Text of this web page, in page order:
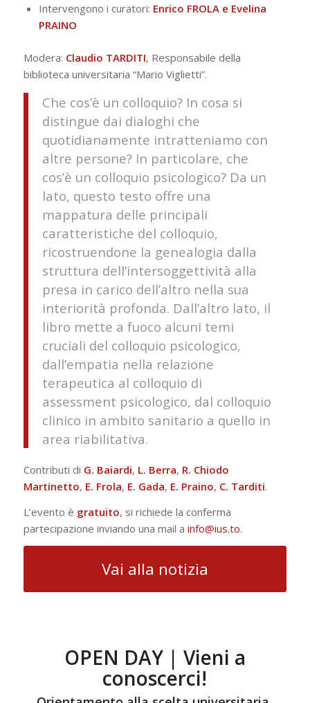
Intervengono i curatori: Enrico FROLA e Evelina
PRAINO
Modera: Claudio TARDITI, Responsabile della
biblioteca universitaria “Mario Viglietti”.
Che cos’è un colloquio? In cosa si
distingue dai dialoghi che
quotidianamente intratteniamo con
altre persone? In particolare, che
cos’è un colloquio psicologico? Da un
lato, questo testo offre una
mappatura delle principali
caratteristiche del colloquio,
ricostruendone la genealogia dalla
struttura dell’intersoggettività alla
presa in carico dell’altro nella sua
interiorità profonda. Dall’altro lato, il
libro mette a fuoco alcuni temi
cruciali del colloquio psicologico,
dall’empatia nella relazione
terapeutica al colloquio di
assessment psicologico, dal colloquio
clinico in ambito sanitario a quello in
area riabilitativa.
Contributi di G. Baiardi, L. Berra, R. Chiodo
Martinetto, E. Frola, E. Gada, E. Praino, C. Tarditi.
L’evento è gratuito, si richiede la conferma
partecipazione inviando una mail a info@ius.to.
Vai alla notizia
OPEN DAY | Vieni a
conoscerci!